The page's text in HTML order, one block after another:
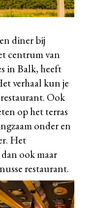
diner bij
centrum van
in Balk, heeft
verhaal kun je
Ook
op het terras
onder en
Het
ook maar
restaurant.